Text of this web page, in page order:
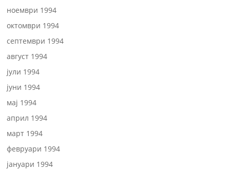
ноември 1994
октомври 1994
септември 1994
август 1994
јули 1994
јуни 1994
мај 1994
април 1994
март 1994
февруари 1994
јануари 1994